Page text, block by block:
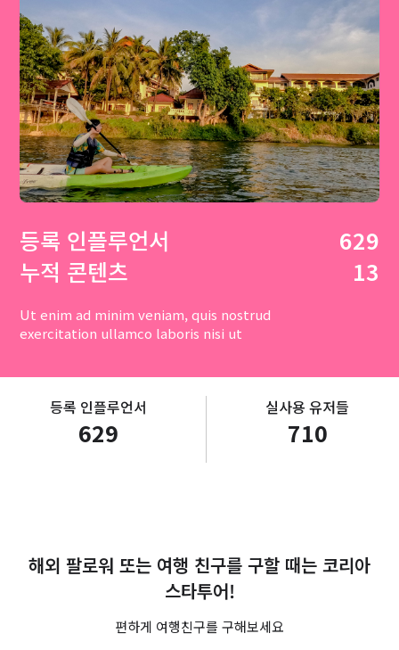
등록 인플루언서
629
누적 콘텐츠
13
Ut enim ad minim veniam, quis nostrud
exercitation ullamco laboris nisi ut
등록 인플루언서
629
실사용 유저들
710
해외 팔로워 또는 여행 친구를 구할 때는 코리아
스타투어!
편하게 여행친구를 구해보세요